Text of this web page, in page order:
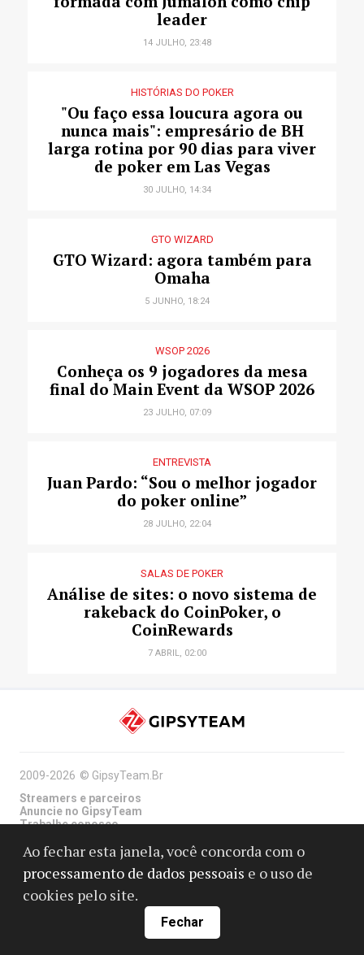
leader
14 JULHO, 23:48
HISTÓRIAS DO POKER
"Ou faço essa loucura agora ou
nunca mais": empresário de BH
larga rotina por 90 dias para viver
de poker em Las Vegas
30 JULHO, 14:34
GTO WIZARD
GTO Wizard: agora também para
Omaha
5 JUNHO, 18:24
WSOP 2026
Conheça os 9 jogadores da mesa
final do Main Event da WSOP 2026
23 JULHO, 07:09
ENTREVISTA
Juan Pardo: “Sou o melhor jogador
do poker online”
28 JULHO, 22:04
SALAS DE POKER
Análise de sites: o novo sistema de
rakeback do CoinPoker, o
CoinRewards
7 ABRIL, 02:00
Suporte
2009-2026 © GipsyTeam.Br
Streamers e parceiros
Anuncie no GipsyTeam
Trabalhe conosco
Ao fechar esta janela, você concorda com o
processamento de dados pessoais e o uso de
cookies pelo site.
Fechar